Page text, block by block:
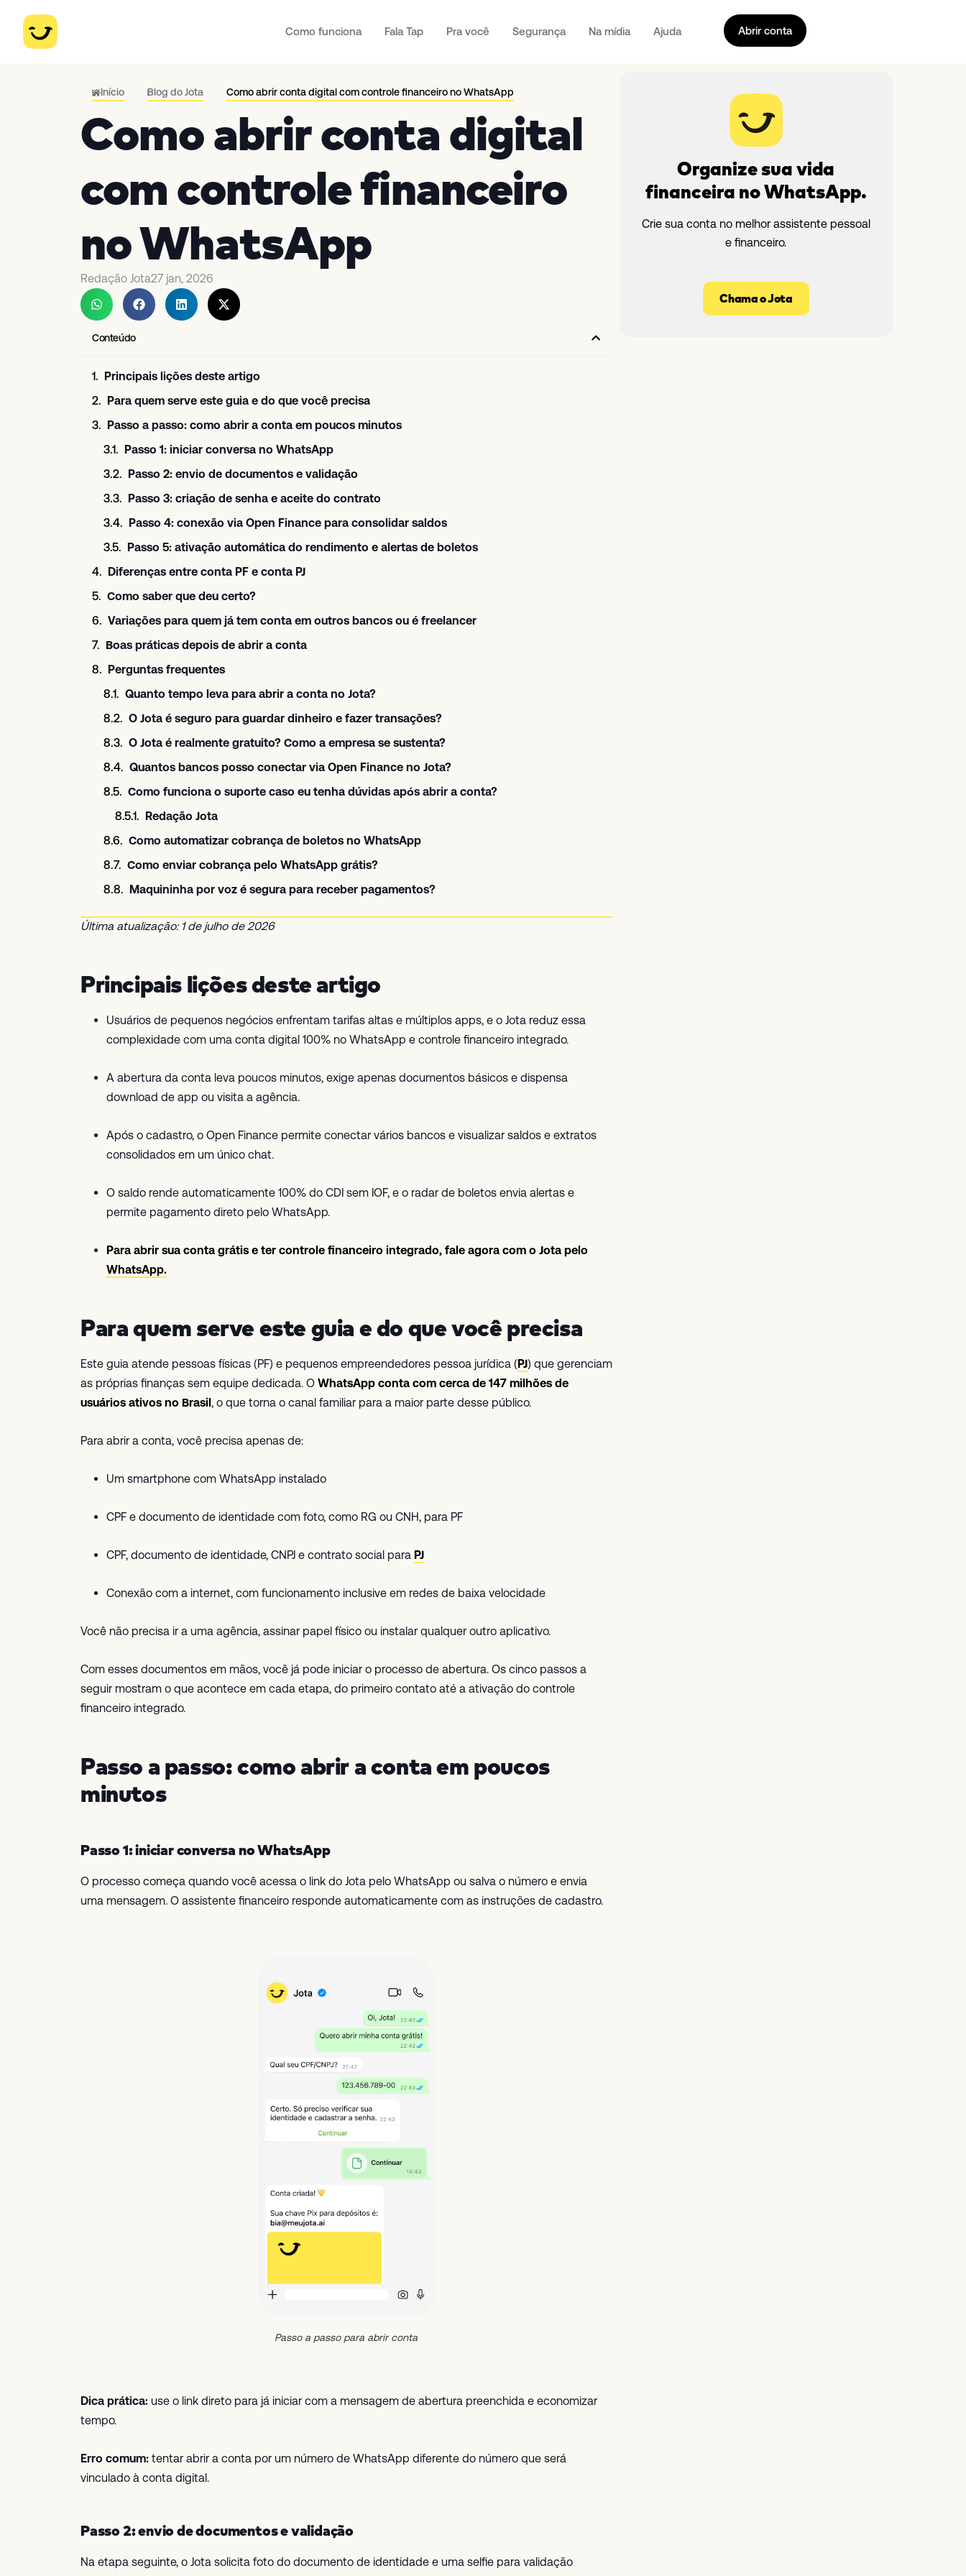
Como funciona Fala Tap Pra você Segurança Na mídia Ajuda Abrir conta
Início Blog do Jota Como abrir conta digital com controle financeiro no WhatsApp
Como abrir conta digital
com controle financeiro
no WhatsApp
Redação Jota27 jan, 2026
Conteúdo
Principais lições deste artigo
Para quem serve este guia e do que você precisa
Passo a passo: como abrir a conta em poucos minutos
Passo 1: iniciar conversa no WhatsApp
Passo 2: envio de documentos e validação
Passo 3: criação de senha e aceite do contrato
Passo 4: conexão via Open Finance para consolidar saldos
Passo 5: ativação automática do rendimento e alertas de boletos
Diferenças entre conta PF e conta PJ
Como saber que deu certo?
Variações para quem já tem conta em outros bancos ou é freelancer
Boas práticas depois de abrir a conta
Perguntas frequentes
Quanto tempo leva para abrir a conta no Jota?
O Jota é seguro para guardar dinheiro e fazer transações?
O Jota é realmente gratuito? Como a empresa se sustenta?
Quantos bancos posso conectar via Open Finance no Jota?
Como funciona o suporte caso eu tenha dúvidas após abrir a conta?
Redação Jota
Como automatizar cobrança de boletos no WhatsApp
Como enviar cobrança pelo WhatsApp grátis?
Maquininha por voz é segura para receber pagamentos?
Última atualização: 1 de julho de 2026
Principais lições deste artigo
Usuários de pequenos negócios enfrentam tarifas altas e múltiplos apps, e o Jota reduz essa
complexidade com uma conta digital 100% no WhatsApp e controle financeiro integrado.
A abertura da conta leva poucos minutos, exige apenas documentos básicos e dispensa
download de app ou visita a agência.
Após o cadastro, o Open Finance permite conectar vários bancos e visualizar saldos e extratos
consolidados em um único chat.
O saldo rende automaticamente 100% do CDI sem IOF, e o radar de boletos envia alertas e
permite pagamento direto pelo WhatsApp.
Para abrir sua conta grátis e ter controle financeiro integrado, fale agora com o Jota pelo
WhatsApp.
Para quem serve este guia e do que você precisa
Este guia atende pessoas físicas (PF) e pequenos empreendedores pessoa jurídica (PJ) que gerenciam
as próprias finanças sem equipe dedicada. O WhatsApp conta com cerca de 147 milhões de
usuários ativos no Brasil, o que torna o canal familiar para a maior parte desse público.
Para abrir a conta, você precisa apenas de:
Um smartphone com WhatsApp instalado
CPF e documento de identidade com foto, como RG ou CNH, para PF
CPF, documento de identidade, CNPJ e contrato social para PJ
Conexão com a internet, com funcionamento inclusive em redes de baixa velocidade
Você não precisa ir a uma agência, assinar papel físico ou instalar qualquer outro aplicativo.
Com esses documentos em mãos, você já pode iniciar o processo de abertura. Os cinco passos a
seguir mostram o que acontece em cada etapa, do primeiro contato até a ativação do controle
financeiro integrado.
Passo a passo: como abrir a conta em poucos
minutos
Passo 1: iniciar conversa no WhatsApp
O processo começa quando você acessa o link do Jota pelo WhatsApp ou salva o número e envia
uma mensagem. O assistente financeiro responde automaticamente com as instruções de cadastro.
Passo a passo para abrir conta
Dica prática: use o link direto para já iniciar com a mensagem de abertura preenchida e economizar
tempo.
Erro comum: tentar abrir a conta por um número de WhatsApp diferente do número que será
vinculado à conta digital.
Passo 2: envio de documentos e validação
Na etapa seguinte, o Jota solicita foto do documento de identidade e uma selfie para validação
Organize sua vida
financeira no WhatsApp.
Crie sua conta no melhor assistente pessoal
e financeiro.
Chama o Jota